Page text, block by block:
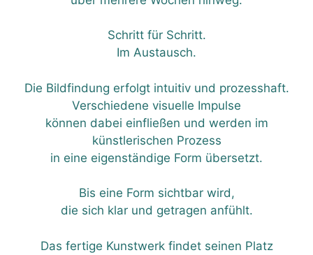
Schritt für Schritt.
Im Austausch.
Die Bildfindung erfolgt intuitiv und prozesshaft.
Verschiedene visuelle Impulse
können dabei einfließen und werden im
künstlerischen Prozess
in eine eigenständige Form übersetzt.
Bis eine Form sichtbar wird,
die sich klar und getragen anfühlt.
Das fertige Kunstwerk findet seinen Platz